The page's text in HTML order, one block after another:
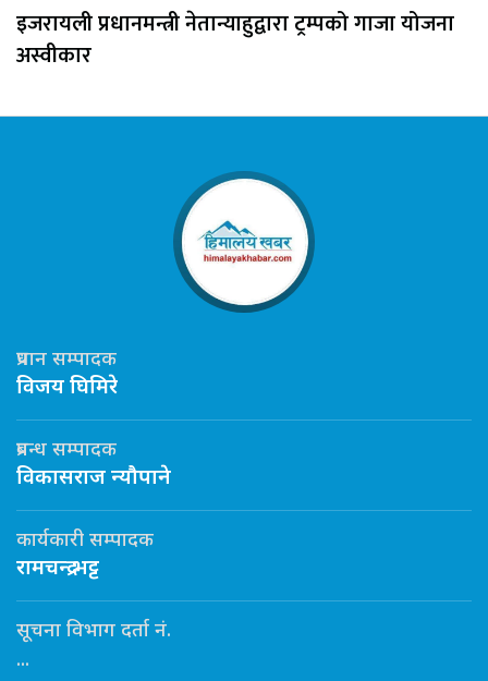
इजरायली प्रधानमन्त्री नेतान्याहुद्वारा ट्रम्पको गाजा योजना
अस्वीकार
प्रधान सम्पादक
विजय घिमिरे
प्रबन्ध सम्पादक
विकासराज न्यौपाने
कार्यकारी सम्पादक
रामचन्द्र भट्ट
सूचना विभाग दर्ता नं.
...